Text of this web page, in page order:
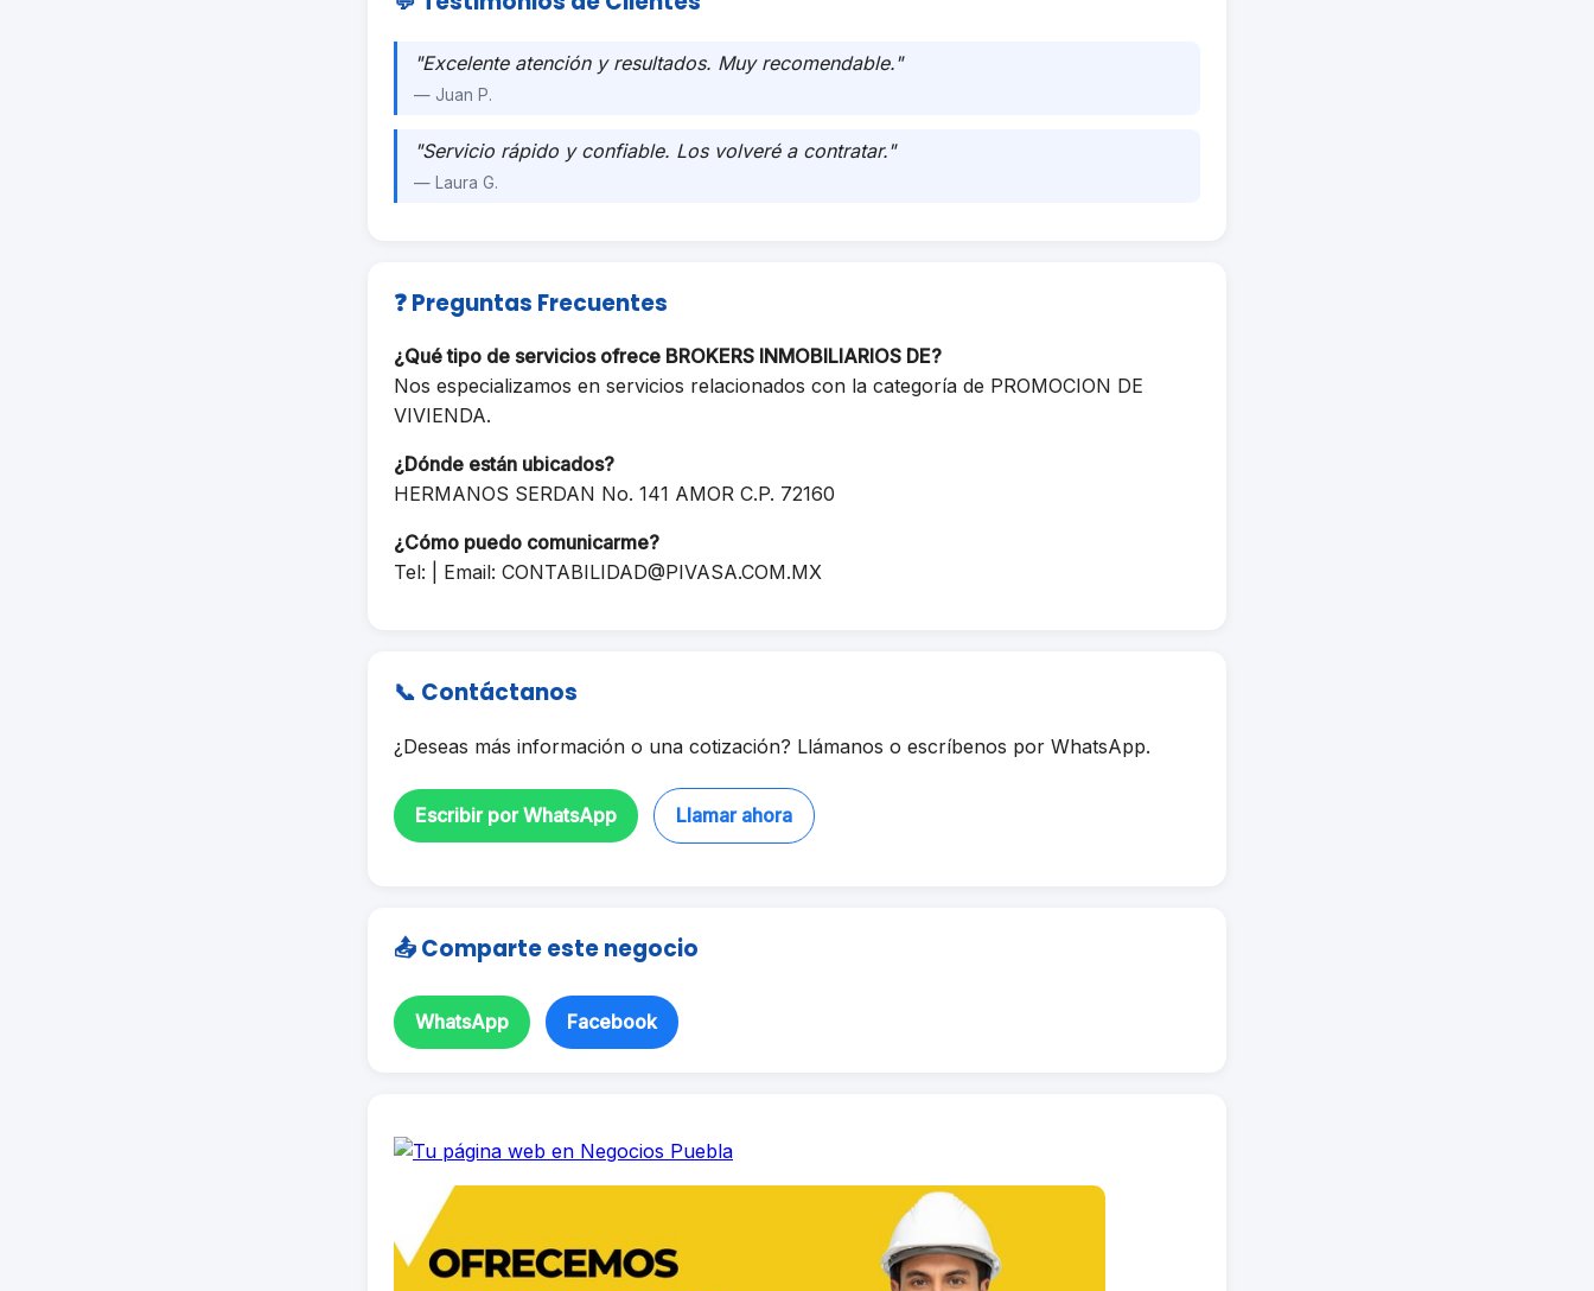
"Excelente atención y resultados. Muy recomendable."
— Juan P.
"Servicio rápido y confiable. Los volveré a contratar."
— Laura G.
❓ Preguntas Frecuentes
¿Qué tipo de servicios ofrece BROKERS INMOBILIARIOS DE?
Nos especializamos en servicios relacionados con la categoría de PROMOCION DE
VIVIENDA.
¿Dónde están ubicados?
HERMANOS SERDAN No. 141 AMOR C.P. 72160
¿Cómo puedo comunicarme?
Tel: | Email: CONTABILIDAD@PIVASA.COM.MX
📞 Contáctanos
¿Deseas más información o una cotización? Llámanos o escríbenos por WhatsApp.
Escribir por WhatsApp Llamar ahora
📤 Comparte este negocio
WhatsApp Facebook